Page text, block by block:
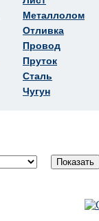
Металлолом
Отливка
Провод
Пруток
Сталь
Чугун